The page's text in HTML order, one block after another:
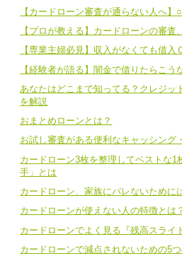
【カードローン審査が通らない人へ
【プロが教える】カードローンの審査
【専業主婦必見】収入がなくても借入
【経験者が語る】闇金で借りたらこう
あなたはどこまで知ってる？クレジッ
を解説
おまとめローンとは？
お試し審査がある便利なキャッシング
カードローン3枚を整理してベストな1
手」とは
カードローン、家族にバレないために
カードローンが使えない人の特徴とは
カードローンでよく見る『残高スライ
カードローンで減点されないための5